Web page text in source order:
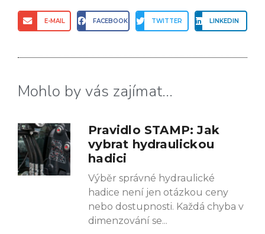
E-MAIL FACEBOOK TWITTER LINKEDIN
Mohlo by vás zajímat...
Pravidlo STAMP: Jak
vybrat hydraulickou
hadici
Výběr správné hydraulické
hadice není jen otázkou ceny
nebo dostupnosti. Každá chyba v
dimenzování se